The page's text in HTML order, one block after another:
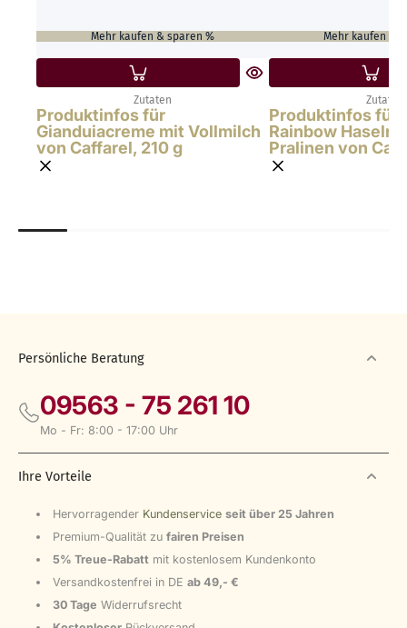
Mehr kaufen & sparen %
Zutaten
Produktinfos für
Gianduiacreme mit Vollmilch
von Caffarel, 210 g
Mehr kaufen &
Zutaten
Produktinfos für
Rainbow
Pralinen von
Persönliche Beratung
09563 - 75 261 10
Mo - Fr: 8:00 - 17:00 Uhr
Ihre Vorteile
Hervorragender Kundenservice seit über 25 Jahren
Premium-Qualität zu fairen Preisen
5% Treue-Rabatt mit kostenlosem Kundenkonto
Versandkostenfrei in DE ab 49,- €
30 Tage Widerrufsrecht